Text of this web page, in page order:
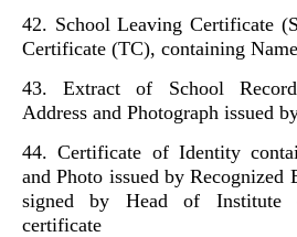
42. School Leaving Certificate
Certificate (TC), containing
43. Extract of School
Address and Photograph issued
44. Certificate of Identity
and Photo issued by Recognized
signed by Head of Institute
certificate